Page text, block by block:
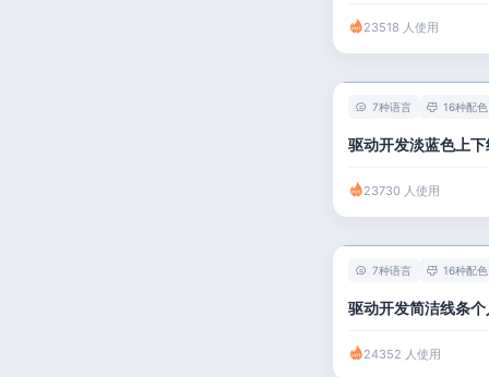
23518 人使用
7种语言 16种配色
驱动开发淡蓝色上
23730 人使用
7种语言 16种配色
驱动开发简洁线条
24352 人使用